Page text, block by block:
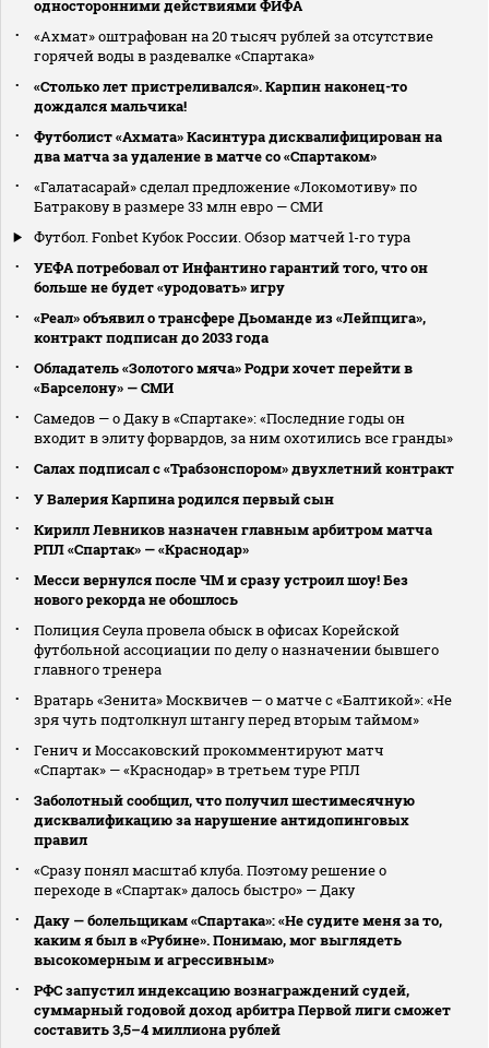
односторонними действиями ФИФА
«Ахмат» оштрафован на 20 тысяч рублей за отсутствие
горячей воды в раздевалке «Спартака»
«Столько лет пристреливался». Карпин наконец-то
дождался мальчика!
Футболист «Ахмата» Касинтура дисквалифицирован на
два матча за удаление в матче со «Спартаком»
«Галатасарай» сделал предложение «Локомотиву» по
Батракову в размере 33 млн евро — СМИ
Футбол. Fonbet Кубок России. Обзор матчей 1-го тура
УЕФА потребовал от Инфантино гарантий того, что он
больше не будет «уродовать» игру
«Реал» объявил о трансфере Дьоманде из «Лейпцига»,
контракт подписан до 2033 года
Обладатель «Золотого мяча» Родри хочет перейти в
«Барселону» — СМИ
Самедов — о Даку в «Спартаке»: «Последние годы он
входит в элиту форвардов, за ним охотились все гранды»
Салах подписал с «Трабзонспором» двухлетний контракт
У Валерия Карпина родился первый сын
Кирилл Левников назначен главным арбитром матча
РПЛ «Спартак» — «Краснодар»
Месси вернулся после ЧМ и сразу устроил шоу! Без
нового рекорда не обошлось
Полиция Сеула провела обыск в офисах Корейской
футбольной ассоциации по делу о назначении бывшего
главного тренера
Вратарь «Зенита» Москвичев — о матче с «Балтикой»: «Не
зря чуть подтолкнул штангу перед вторым таймом»
Генич и Моссаковский прокомментируют матч
«Спартак» — «Краснодар» в третьем туре РПЛ
Заболотный сообщил, что получил шестимесячную
дисквалификацию за нарушение антидопинговых
правил
«Сразу понял масштаб клуба. Поэтому решение о
переходе в «Спартак» далось быстро» — Даку
Даку — болельщикам «Спартака»: «Не судите меня за то,
каким я был в «Рубине». Понимаю, мог выглядеть
высокомерным и агрессивным»
РФС запустил индексацию вознаграждений судей,
суммарный годовой доход арбитра Первой лиги сможет
составить 3,5–4 миллиона рублей